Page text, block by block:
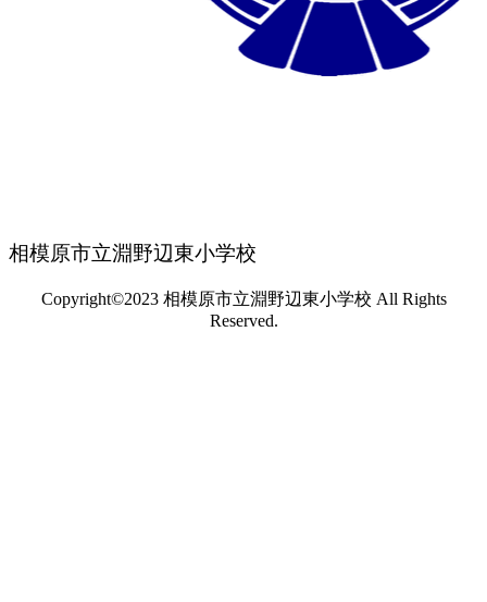
相模原市立淵野辺東小学校
Copyright©2023 相模原市立淵野辺東小学校 All Rights
Reserved.